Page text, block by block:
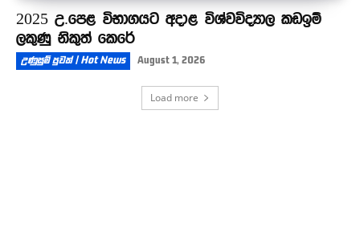
2025 උ.පෙළ විභාගයට අදාළ විශ්වවිද්‍යාල කඩඉම්
ලකුණු නිකුත් කෙරේ
උණුසුම් පුවත් | Hot News August 1, 2026
Load more